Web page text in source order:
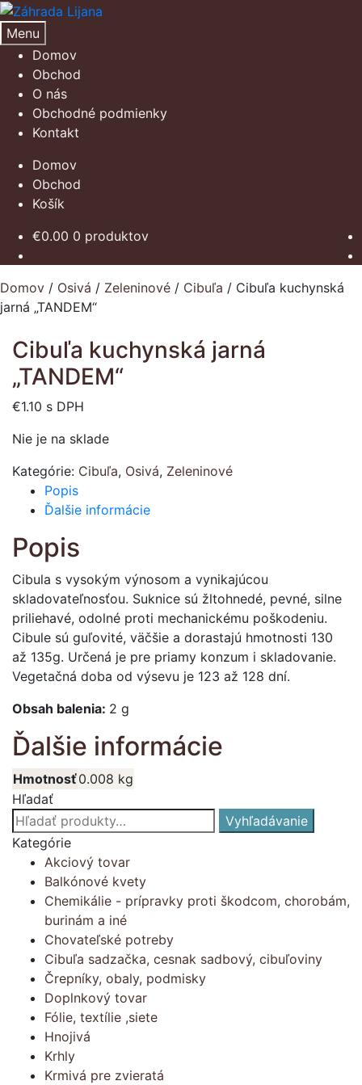
Preskočiť
na
navigáciu
Preskočiť
na
obsah
Menu
Domov
Obchod
O nás
Obchodné podmienky
Kontakt
Domov
Obchod
Košík
€0.00 0 produktov
Domov / Osivá / Zeleninové / Cibuľa / Cibuľa kuchynská
jarná „TANDEM“
Cibuľa kuchynská jarná
„TANDEM“
€1.10 s DPH
Nie je na sklade
Kategórie: Cibuľa, Osivá, Zeleninové
Popis
Ďalšie informácie
Popis
Cibula s vysokým výnosom a vynikajúcou
skladovateľnosťou. Suknice sú žltohnedé, pevné, silne
priliehavé, odolné proti mechanickému poškodeniu.
Cibule sú guľovité, väčšie a dorastajú hmotnosti 130
až 135g. Určená je pre priamy konzum i skladovanie.
Vegetačná doba od výsevu je 123 až 128 dní.
Obsah balenia: 2 g
Ďalšie informácie
Hmotnosť0.008 kg
Hľadať
Hľadať:
Vyhľadávanie
Kategórie
Akciový tovar
Balkónové kvety
Chemikálie - prípravky proti škodcom, chorobám,
burinám a iné
Chovateľské potreby
Cibuľa sadzačka, cesnak sadbový, cibuľoviny
Črepníky, obaly, podmisky
Doplnkový tovar
Fólie, textílie ,siete
Hnojivá
Krhly
Krmivá pre zvieratá